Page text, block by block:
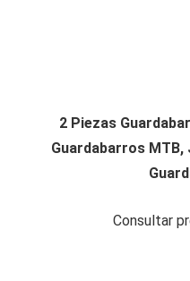
2 Piezas
Guardabarros MTB,
Consultar